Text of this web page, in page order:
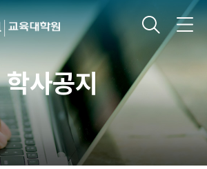
학사공지